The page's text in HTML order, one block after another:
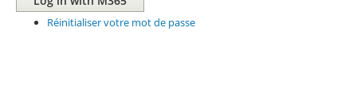
Réinitialiser votre mot de passe